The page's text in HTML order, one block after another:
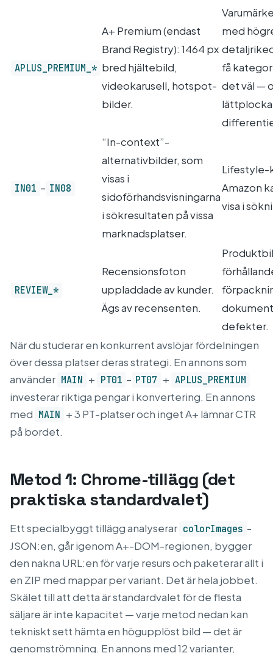
APLUS_PREMIUM_*
A+ Premium (endast
Brand Registry): 1464 px
bred hjältebild,
videokarusell, hotspot-
bilder.
med
få
det väl —
IN01 – IN08
“In-context”-
alternativbilder, som
visas i
sidoförhandsvisningarna
i sökresultaten på vissa
marknadsplatser.
Lifestyle-
Amazon
visa i
REVIEW_*
Recensionsfoton
uppladdade av kunder.
Ägs av recensenten.
defekter.
När du studerar en konkurrent avslöjar fördelningen
över dessa platser deras strategi. En annons som
använder MAIN + PT01 – PT07 + APLUS_PREMIUM
investerar riktiga pengar i konvertering. En annons
med MAIN + 3 PT-platser och inget A+ lämnar CTR
på bordet.
Metod 1: Chrome-tillägg (det
praktiska standardvalet)
Ett specialbyggt tillägg analyserar colorImages -
JSON:en, går igenom A+-DOM-regionen, bygger
den nakna URL:en för varje resurs och paketerar allt i
en ZIP med mappar per variant. Det är hela jobbet.
Skälet till att detta är standardvalet för de flesta
säljare är inte kapacitet — varje metod nedan kan
tekniskt sett hämta en högupplöst bild — det är
genomströmning. En annons med 12 varianter,